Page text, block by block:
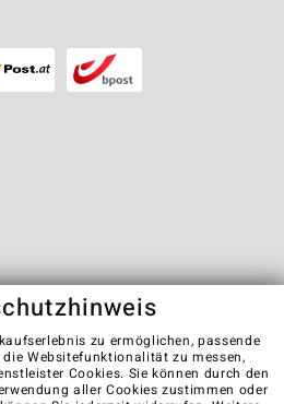
Cookies
Impressum
Vertrag widerrufen
zu ermöglichen, passende
Websitefunktionalität zu messen,
Cookies. Sie können durch den
aller Cookies zustimmen oder